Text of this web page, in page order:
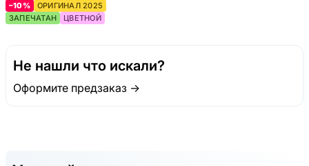
–10%
ОРИГИНАЛ 2025
ЗАПЕЧАТАН
ЦВЕТНОЙ
Не нашли что искали?
Оформите предзаказ →